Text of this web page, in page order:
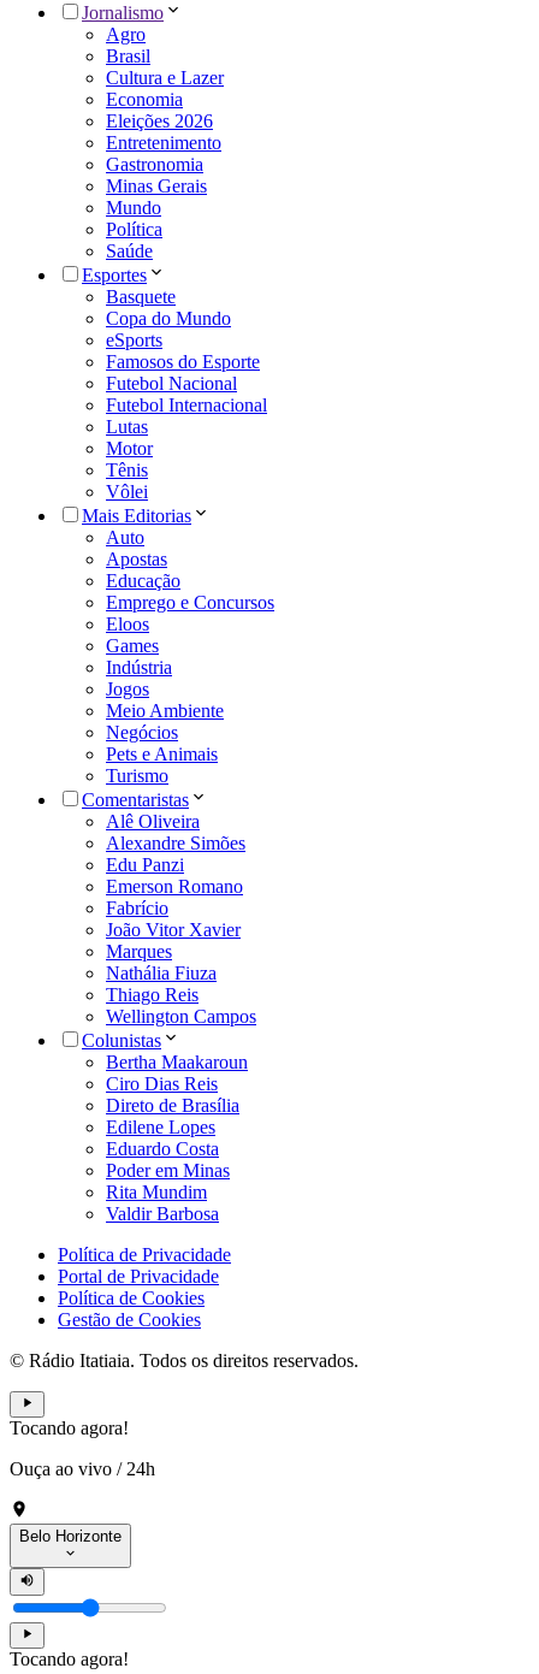
Jornalismo
Agro
Brasil
Cultura e Lazer
Economia
Eleições 2026
Entretenimento
Gastronomia
Minas Gerais
Mundo
Política
Saúde
Esportes
Basquete
Copa do Mundo
eSports
Famosos do Esporte
Futebol Nacional
Futebol Internacional
Lutas
Motor
Tênis
Vôlei
Mais Editorias
Auto
Apostas
Educação
Emprego e Concursos
Eloos
Games
Indústria
Jogos
Meio Ambiente
Negócios
Pets e Animais
Turismo
Comentaristas
Alê Oliveira
Alexandre Simões
Edu Panzi
Emerson Romano
Fabrício
João Vitor Xavier
Marques
Nathália Fiuza
Thiago Reis
Wellington Campos
Colunistas
Bertha Maakaroun
Ciro Dias Reis
Direto de Brasília
Edilene Lopes
Eduardo Costa
Poder em Minas
Rita Mundim
Valdir Barbosa
Política de Privacidade
Portal de Privacidade
Política de Cookies
Gestão de Cookies
© Rádio Itatiaia. Todos os direitos reservados.
Tocando agora!
Ouça ao vivo / 24h
Belo Horizonte
Tocando agora!